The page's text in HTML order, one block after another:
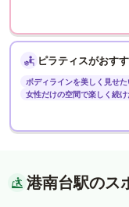
ピラティスがおす
ボディラインを美しく見せた
女性だけの空間で楽しく続け
港南台駅のス